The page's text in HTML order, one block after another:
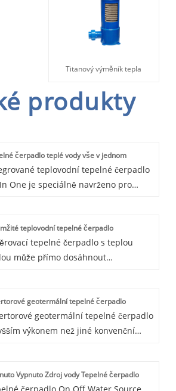
Titanový výměník tepla
produkty
čerpadlo teplé vody vše v jednom
teplovodní tepelné čerpadlo
One je speciálně navrženo pro
přívětivým ovladačem,
pro každodenní provoz,
a údržbu. Mikrokanál má vyšší
v jednom.
teplovodní tepelné čerpadlo
tepelné čerpadlo s teplou
může přímo dosáhnout
je vybavena výměníkem tepla
v trubici, regulačním ventilem
vody a funkcí automatického
u nás.
geotermální tepelné čerpadlo
geotermální tepelné čerpadlo
výkonem než jiné konvenční
vypínání systému, kolísání
Vypnuto Zdroj vody Tepelné čerpadlo
čerpadlo On Off Water Source